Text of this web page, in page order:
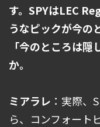
す。SPYはLEC
うなピックが今の
「今のところは
か。
ミアラレ ：実際、
ら、コンフォート